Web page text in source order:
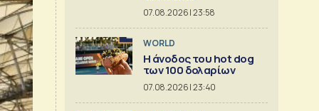
07.08.2026 | 23:58
WORLD
Η άνοδος του hot dog
των 100 δολαρίων
07.08.2026 | 23:40